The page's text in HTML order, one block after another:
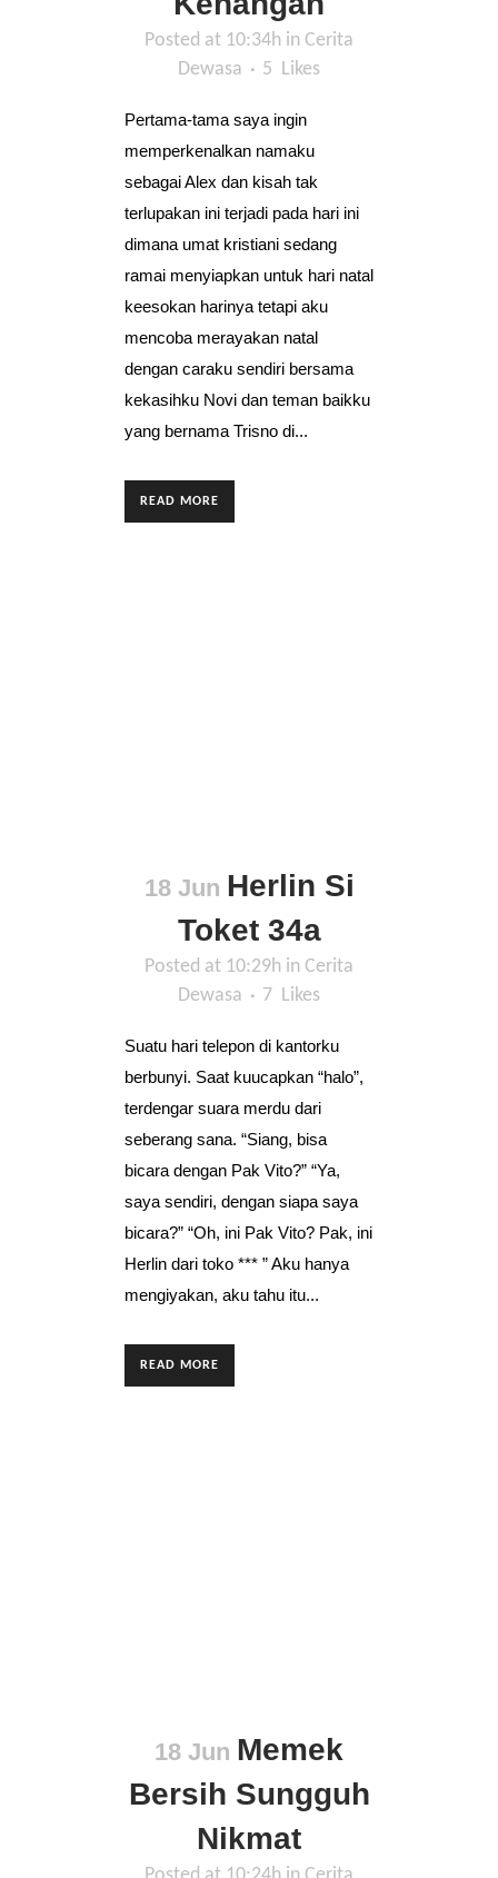
Posted at 10:34h in Cerita
Dewasa
5 Likes
Pertama-tama saya ingin
memperkenalkan namaku
sebagai Alex dan kisah tak
terlupakan ini terjadi pada hari ini
dimana umat kristiani sedang
ramai menyiapkan untuk hari natal
keesokan harinya tetapi aku
mencoba merayakan natal
dengan caraku sendiri bersama
kekasihku Novi dan teman baikku
yang bernama Trisno di...
READ MORE
18 Jun Herlin Si
Toket 34a
Posted at 10:29h in Cerita
Dewasa
7 Likes
Suatu hari telepon di kantorku
berbunyi. Saat kuucapkan “halo”,
terdengar suara merdu dari
seberang sana. “Siang, bisa
bicara dengan Pak Vito?” “Ya,
saya sendiri, dengan siapa saya
bicara?” “Oh, ini Pak Vito? Pak, ini
Herlin dari toko *** ” Aku hanya
mengiyakan, aku tahu itu...
READ MORE
18 Jun Memek
Bersih Sungguh
Nikmat